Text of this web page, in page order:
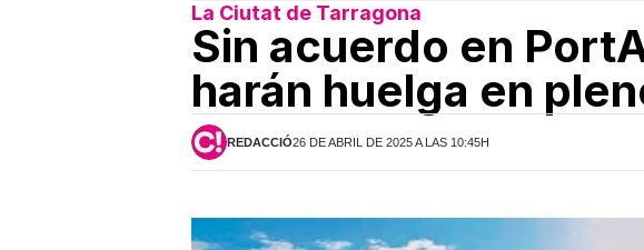
La Ciutat de Tarragona
Sin acuerdo en
harán huelga en
REDACCIÓ26 DE ABRIL DE 2025 A LAS 10:45H